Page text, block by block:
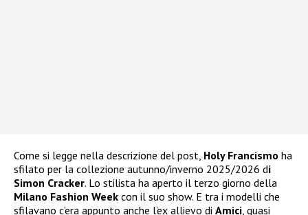
Come si legge nella descrizione del post, Holy Francismo ha
sfilato per la collezione autunno/inverno 2025/2026 di
Simon Cracker. Lo stilista ha aperto il terzo giorno della
Milano Fashion Week con il suo show. E tra i modelli che
sfilavano c’era appunto anche l’ex allievo di Amici, quasi